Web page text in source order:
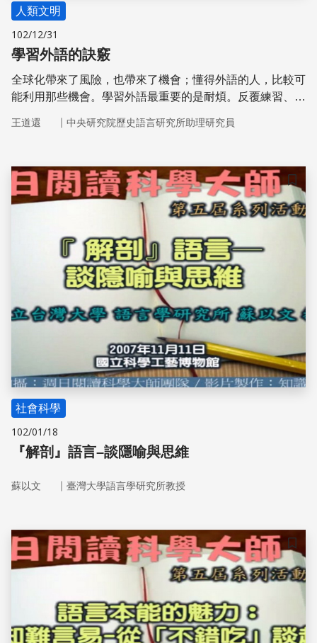
人類文明
102/12/31
學習外語的訣竅
全球化帶來了風險，也帶來了機會；懂得外語的人，比較可
能利用那些機會。學習外語最重要的是耐煩。反覆練習、大
王道還 ｜ 中央研究院歷史語言研究所助理研究員
儲存
社會科學
102/01/18
『解剖』語言–談隱喻與思維
蘇以文 ｜ 臺灣大學語言學研究所教授
儲存